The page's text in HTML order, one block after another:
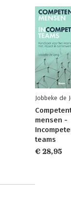
Jobbeke de
mensen -
teams
€ 28,95